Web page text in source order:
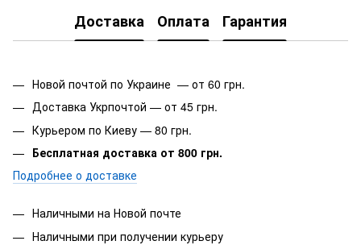
Доставка Оплата Гарантия
Новой почтой по Украине — от 60 грн.
Доставка Укрпочтой — от 45 грн.
Курьером по Киеву — 80 грн.
Бесплатная доставка от 800 грн.
Подробнее о доставке
Наличными на Новой почте
Наличными при получении курьеру